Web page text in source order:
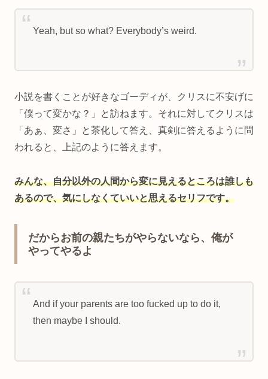
Yeah, but so what? Everybody’s weird.
小説を書くことが好きなゴーディが、クリスに不安げに
「僕って変かな？」と訪ねます。それに対してクリスは
「あぁ、変さ」と茶化して答え、真剣に答えるように問
われると、上記のように答えます。
みんな、自分以外の人間から変に見えるところは誰しも
あるので、気にしなくていいと思えるセリフです。
だからお前の親たちがやらないなら、俺が
やってやるよ
And if your parents are too fucked up to do it,
then maybe I should.